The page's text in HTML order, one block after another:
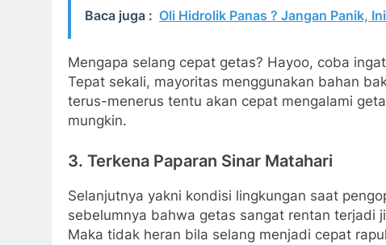
Baca juga : Oli Hidrolik Panas ? Jangan Panik,
Mengapa selang cepat getas? Hayoo, coba
Tepat sekali, mayoritas menggunakan bahan
terus-menerus tentu akan cepat mengalami
mungkin.
3. Terkena Paparan Sinar Matahari
Selanjutnya yakni kondisi lingkungan saat
sebelumnya bahwa getas sangat rentan terjadi
Maka tidak heran bila selang menjadi cepat